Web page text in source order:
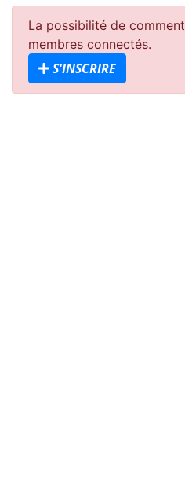
La possibilité de
membres connectés.
S'INSCRIRE